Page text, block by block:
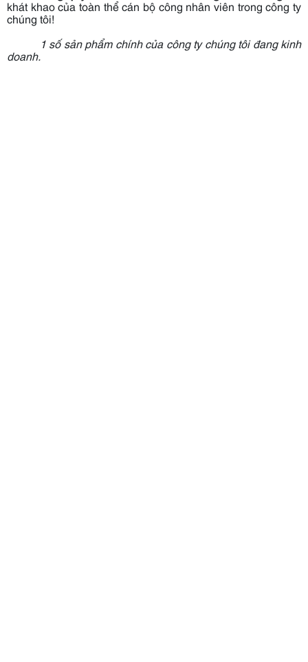
khát khao của toàn thể cán bộ công nhân viên trong công ty
chúng tôi!
1 số sản phẩm chính của công ty chúng tôi đang kinh
doanh.